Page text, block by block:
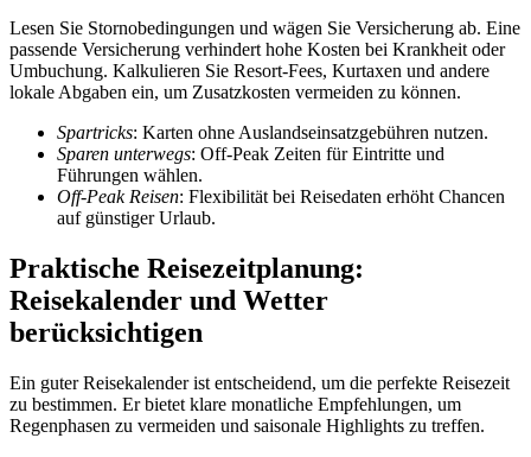
Lesen Sie Stornobedingungen und wägen Sie Versicherung ab. Eine
passende Versicherung verhindert hohe Kosten bei Krankheit oder
Umbuchung. Kalkulieren Sie Resort-Fees, Kurtaxen und andere
lokale Abgaben ein, um Zusatzkosten vermeiden zu können.
Spartricks: Karten ohne Auslandseinsatzgebühren nutzen.
Sparen unterwegs: Off-Peak Zeiten für Eintritte und
Führungen wählen.
Off-Peak Reisen: Flexibilität bei Reisedaten erhöht Chancen
auf günstiger Urlaub.
Praktische Reisezeitplanung:
Reisekalender und Wetter
berücksichtigen
Ein guter Reisekalender ist entscheidend, um die perfekte Reisezeit
zu bestimmen. Er bietet klare monatliche Empfehlungen, um
Regenphasen zu vermeiden und saisonale Highlights zu treffen.